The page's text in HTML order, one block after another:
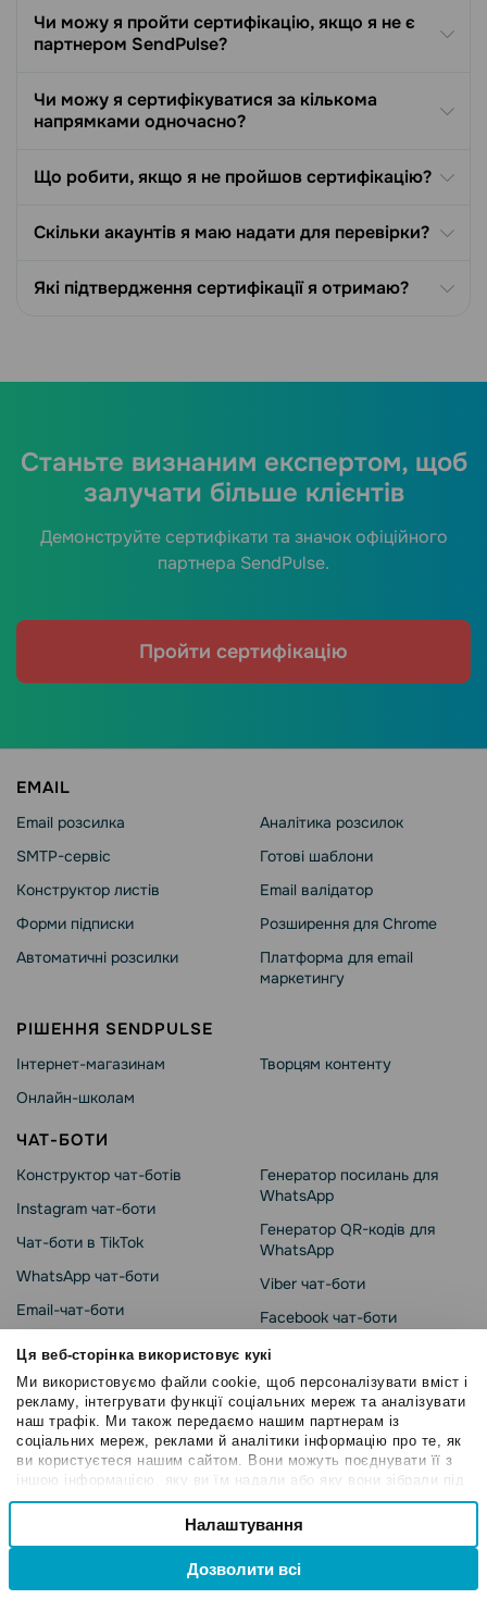
Ця веб-сторінка використовує кукі
Ми використовуємо файли cookie, щоб персоналізувати вміст і
рекламу, інтегрувати функції соціальних мереж та аналізувати
наш трафік. Ми також передаємо нашим партнерам із
соціальних мереж, реклами й аналітики інформацію про те, як
ви користуєтеся нашим сайтом. Вони можуть поєднувати її з
іншою інформацією, яку ви їм надали або яку вони зібрали під
час вашого користування їхніми службами.
Вибір
Привілейовані
Налаштування
Дозволити всі
Чи можу я пройти сертифікацію, якщо я не є
партнером SendPulse?
Чи можу я сертифікуватися за кількома
напрямками одночасно?
Що робити, якщо я не пройшов сертифікацію?
Скільки акаунтів я маю надати для перевірки?
Які підтвердження сертифікації я отримаю?
Станьте визнаним експертом, щоб
залучати більше клієнтів
Демонструйте сертифікати та значок офіційного
партнера SendPulse.
Пройти сертифікацію
EMAIL
Email розсилка
SMTP-сервіс
Конструктор листів
Форми підписки
Автоматичні розсилки
Аналітика розсилок
Готові шаблони
Email валідатор
Розширення для Chrome
Платформа для email
маркетингу
РІШЕННЯ SENDPULSE
Інтернет-магазинам
Онлайн-школам
Творцям контенту
ЧАТ-БОТИ
Конструктор чат-ботів
Instagram чат-боти
Чат-боти в TikTok
WhatsApp чат-боти
Email-чат-боти
WhatsApp розсилки
Реклама для WhatsApp чат-
ботів
Генератор посилань для
WhatsApp
Генератор QR-кодів для
WhatsApp
Viber чат-боти
Facebook чат-боти
Telegram чат-боти
Віджети підписки
Чат-бот додаток
Приклади чат-ботів
СЕРВІСИ
SendPulse pixel